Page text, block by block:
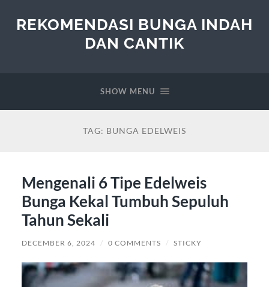
REKOMENDASI BUNGA INDAH
DAN CANTIK
SHOW MENU
TAG: BUNGA EDELWEIS
Mengenali 6 Tipe Edelweis
Bunga Kekal Tumbuh Sepuluh
Tahun Sekali
DECEMBER 6, 2024 / 0 COMMENTS / STICKY